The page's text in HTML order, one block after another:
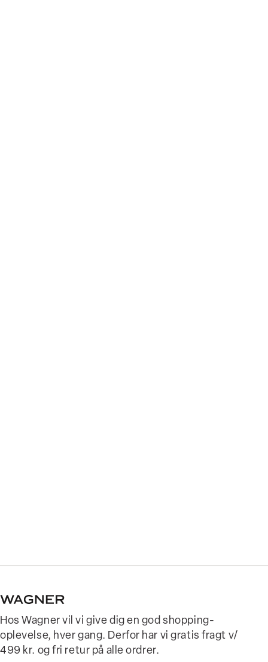
Hos Wagner vil vi give dig en god shopping-
oplevelse, hver gang. Derfor har vi gratis fragt v/
499 kr. og fri retur på alle ordrer.